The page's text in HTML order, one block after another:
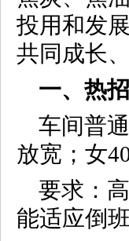
投用和发
共同成长
一、热
车间普
放宽；女
要求：
能适应倒